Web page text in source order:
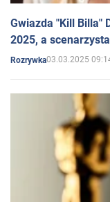
Gwiazda "Kill Billa"
2025, a
Rozrywka03.03.2025